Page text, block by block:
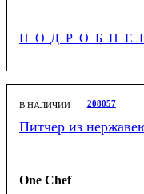
В НАЛИЧИИ 208057
Питчер из
One Chef